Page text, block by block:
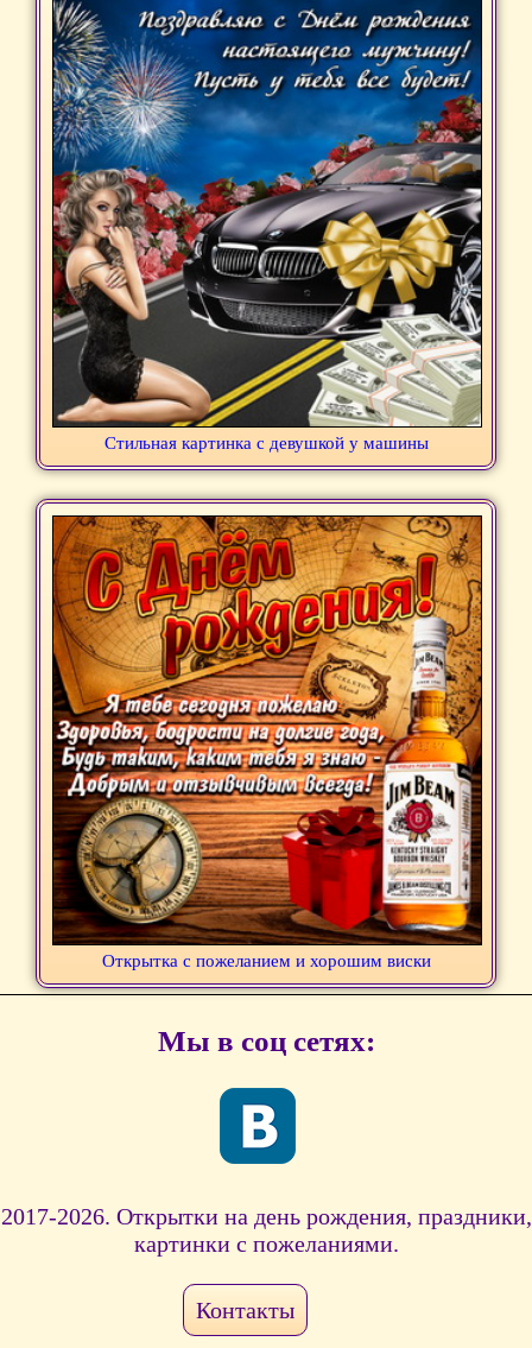
Стильная картинка с девушкой у машины
Открытка с пожеланием и хорошим виски
Мы в соц сетях:
2017-2026. Открытки на день рождения, праздники,
картинки с пожеланиями.
Контакты